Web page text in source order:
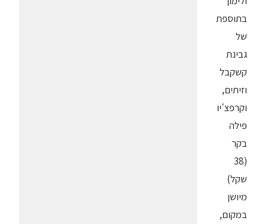
בתוספת
של
גבינת
קשקבל
וזיתים,
וקרפצ'יו
פילה
בקר
(38
שקל)
מיושן
במקום,